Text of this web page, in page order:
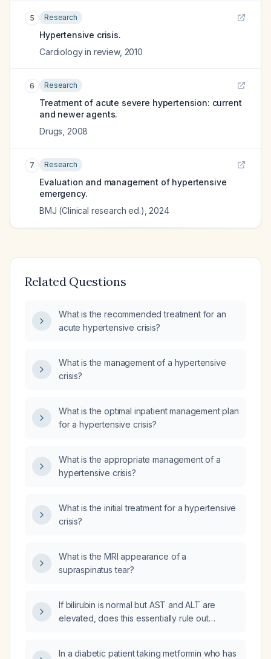
5 Research
Hypertensive crisis.
Cardiology in review, 2010
6 Research
Treatment of acute severe hypertension: current
and newer agents.
Drugs 2008
7 Research
Evaluation and management of hypertensive
emergency.
BMJ (Clinical research ed.) 2024
Related Questions
What is the recommended treatment for an
acute hypertensive crisis?
What is the management of a hypertensive
crisis?
What is the optimal inpatient management plan
for a hypertensive crisis?
What is the appropriate management of a
hypertensive crisis?
What is the initial treatment for a hypertensive
crisis?
What is the MRI appearance of a
supraspinatus tear?
If bilirubin is normal but AST and ALT are
elevated, does this essentially rule out
In a diabetic patient taking metformin who has